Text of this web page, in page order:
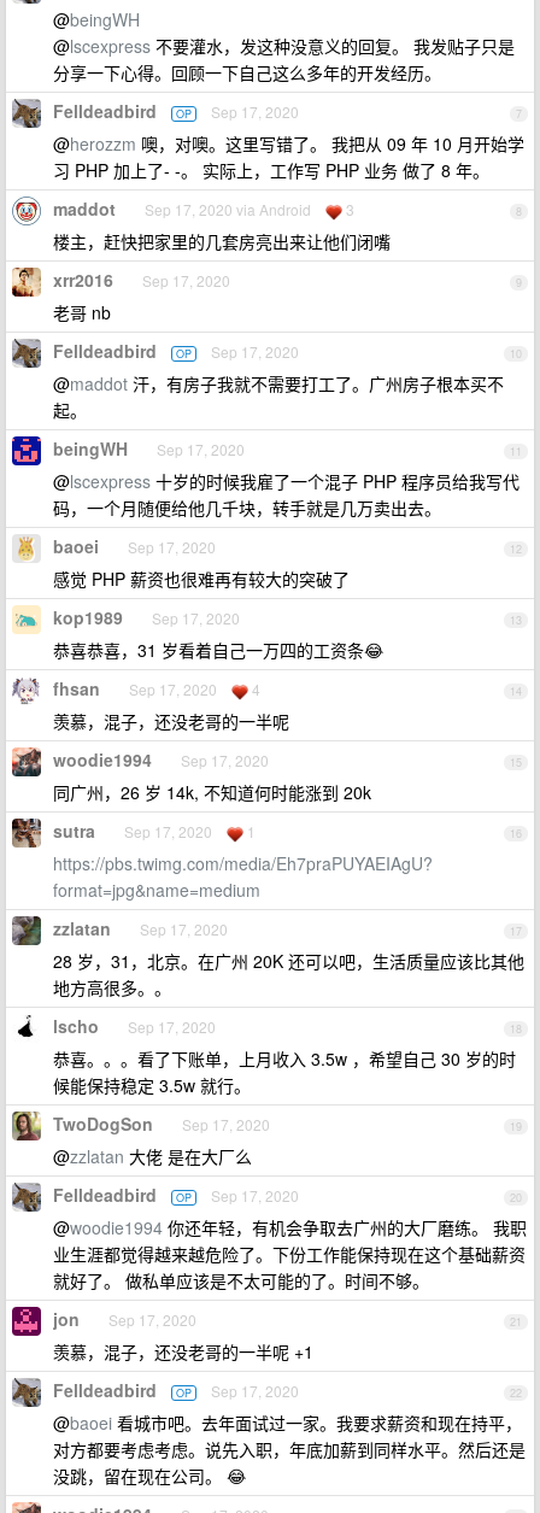
@beingWH
@lscexpress 不要灌水，发这种没意义的回复。 我发贴子只是
分享一下心得。回顾一下自己这么多年的开发经历。
7
Felldeadbird OP Sep 17, 2020
@herozzm 噢，对噢。这里写错了。 我把从 09 年 10 月开始学
习 PHP 加上了- -。 实际上，工作写 PHP 业务 做了 8 年。
8
maddot Sep 17, 2020 via Android 3
楼主，赶快把家里的几套房亮出来让他们闭嘴
9
xrr2016 Sep 17, 2020
老哥 nb
10
Felldeadbird OP Sep 17, 2020
@maddot 汗，有房子我就不需要打工了。广州房子根本买不
起。
11
beingWH Sep 17, 2020
@lscexpress 十岁的时候我雇了一个混子 PHP 程序员给我写代
码，一个月随便给他几千块，转手就是几万卖出去。
12
baoei Sep 17, 2020
感觉 PHP 薪资也很难再有较大的突破了
13
kop1989 Sep 17, 2020
恭喜恭喜，31 岁看着自己一万四的工资条😂
14
fhsan Sep 17, 2020 4
羡慕，混子，还没老哥的一半呢
15
woodie1994 Sep 17, 2020
同广州，26 岁 14k, 不知道何时能涨到 20k
16
sutra Sep 17, 2020 1
https://pbs.twimg.com/media/Eh7praPUYAEIAgU?
format=jpg&name=medium
17
zzlatan Sep 17, 2020
28 岁，31，北京。在广州 20K 还可以吧，生活质量应该比其他
地方高很多。。
18
lscho Sep 17, 2020
恭喜。。。看了下账单，上月收入 3.5w ，希望自己 30 岁的时
候能保持稳定 3.5w 就行。
19
TwoDogSon Sep 17, 2020
@zzlatan 大佬 是在大厂么
20
Felldeadbird OP Sep 17, 2020
@woodie1994 你还年轻，有机会争取去广州的大厂磨练。 我职
业生涯都觉得越来越危险了。下份工作能保持现在这个基础薪资
就好了。 做私单应该是不太可能的了。时间不够。
21
jon Sep 17, 2020
羡慕，混子，还没老哥的一半呢 +1
22
Felldeadbird OP Sep 17, 2020
@baoei 看城市吧。去年面试过一家。我要求薪资和现在持平，
对方都要考虑考虑。说先入职，年底加薪到同样水平。然后还是
没跳，留在现在公司。 😂